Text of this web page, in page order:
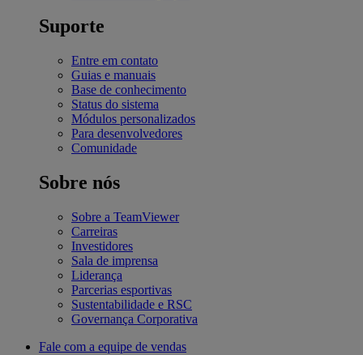
Suporte
Entre em contato
Guias e manuais
Base de conhecimento
Status do sistema
Módulos personalizados
Para desenvolvedores
Comunidade
Sobre nós
Sobre a TeamViewer
Carreiras
Investidores
Sala de imprensa
Liderança
Parcerias esportivas
Sustentabilidade e RSC
Governança Corporativa
Fale com a equipe de vendas